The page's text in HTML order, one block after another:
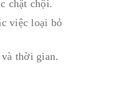
chật chội.
việc loại bỏ
thời gian.